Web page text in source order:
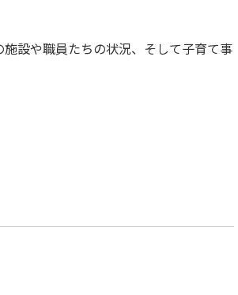
設や職員たちの状況、そして子育て事